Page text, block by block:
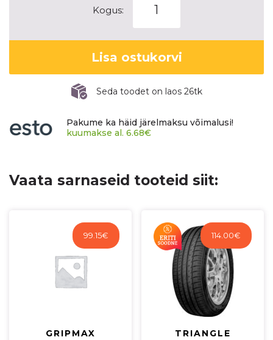
Kogus:
RADIAL
SAVERO
kogus
Lisa ostukorvi
Seda toodet on laos 26tk
Pakume ka häid järelmaksu võimalusi!
kuumakse al. 6.68€
Vaata sarnaseid tooteid siit:
99.15€
GRIPMAX
114.00€
TRIANGLE